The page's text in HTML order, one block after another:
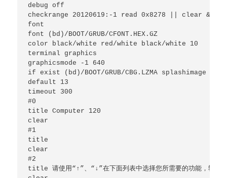
debug off
checkrange 20120619:-1 read 0x8278 || clear &&
font
font (bd)/BOOT/GRUB/CFONT.HEX.GZ
color black/white red/white black/white 10
terminal graphics
graphicsmode -1 640
if exist (bd)/BOOT/GRUB/CBG.LZMA splashimage (bd)/
default 13
timeout 300
#0
title Computer 120
clear
#1
title
clear
#2
title 请使用“↑”、“↓”在下面列表中选择您所需要的功能，轻敲